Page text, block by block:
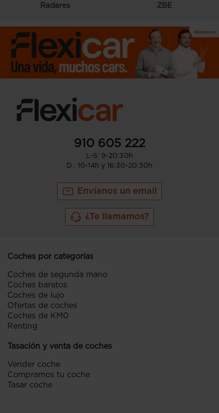
Radares ZBE
910 605 222
L-S: 9-20:30h
D : 10-14h y 16:30-20:30h
Envíanos un email
¿Te llamamos?
Coches por categorías
Coches de segunda mano
Coches baratos
Coches de lujo
Ofertas de coches
Coches de KM0
Renting
Tasación y venta de coches
Vender coche
Compramos tu coche
Tasar coche